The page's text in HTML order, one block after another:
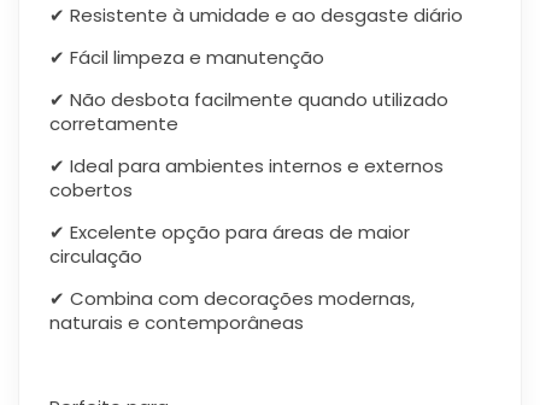
✔ Resistente à umidade e ao desgaste diário
✔ Fácil limpeza e manutenção
✔ Não desbota facilmente quando utilizado
corretamente
✔ Ideal para ambientes internos e externos
cobertos
✔ Excelente opção para áreas de maior
circulação
✔ Combina com decorações modernas,
naturais e contemporâneas